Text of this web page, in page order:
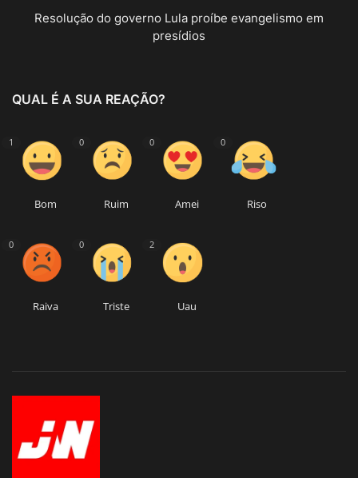
Resolução do governo Lula proíbe evangelismo em
presídios
QUAL É A SUA REAÇÃO?
1
Bom
0
Ruim
0
Amei
0
Riso
0
Raiva
0
Triste
2
Uau